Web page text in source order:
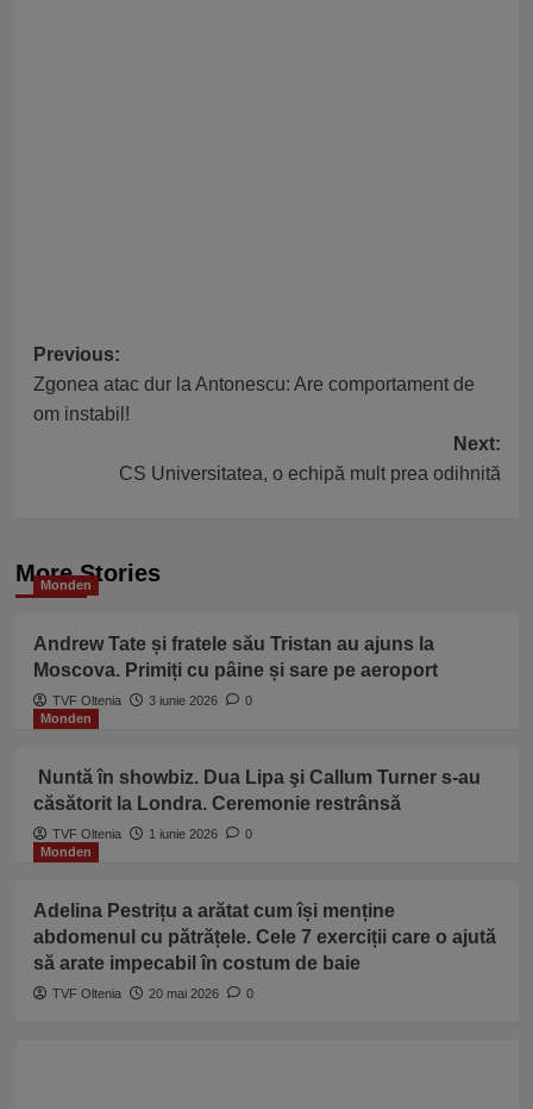
Post
navigation
Previous:
Zgonea atac dur la Antonescu: Are comportament de
om instabil!
Next:
CS Universitatea, o echipă mult prea odihnită
More Stories
Monden
Andrew Tate și fratele său Tristan au ajuns la
Moscova. Primiți cu pâine și sare pe aeroport
TVF Oltenia 3 iunie 2026
0
Monden
Nuntă în showbiz. Dua Lipa şi Callum Turner s-au
căsătorit la Londra. Ceremonie restrânsă
TVF Oltenia 1 iunie 2026
0
Monden
Adelina Pestrițu a arătat cum își menține
abdomenul cu pătrățele. Cele 7 exerciții care o ajută
să arate impecabil în costum de baie
TVF Oltenia 20 mai 2026 0